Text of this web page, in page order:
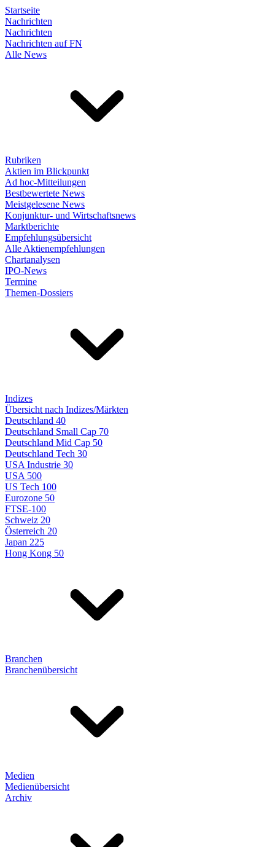
Startseite
Nachrichten
Nachrichten
Nachrichten auf FN
Alle News
Rubriken
Aktien im Blickpunkt
Ad hoc-Mitteilungen
Bestbewertete News
Meistgelesene News
Konjunktur- und Wirtschaftsnews
Marktberichte
Empfehlungsübersicht
Alle Aktienempfehlungen
Chartanalysen
IPO-News
Termine
Themen-Dossiers
Indizes
Übersicht nach Indizes/Märkten
Deutschland 40
Deutschland Small Cap 70
Deutschland Mid Cap 50
Deutschland Tech 30
USA Industrie 30
USA 500
US Tech 100
Eurozone 50
FTSE-100
Schweiz 20
Österreich 20
Japan 225
Hong Kong 50
Branchen
Branchenübersicht
Medien
Medienübersicht
Archiv